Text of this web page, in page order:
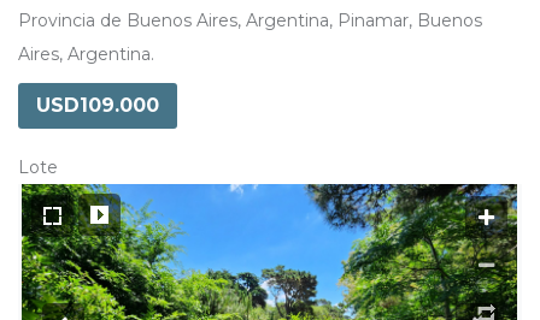
Provincia de Buenos Aires, Argentina, Pinamar, Buenos
Aires, Argentina.
USD109.000
Lote